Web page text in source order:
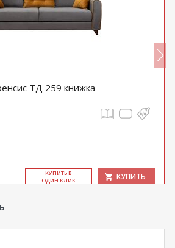
ТД 259 книжка
КУ­ПИТЬ В
ОДИН КЛИК
КУПИТЬ